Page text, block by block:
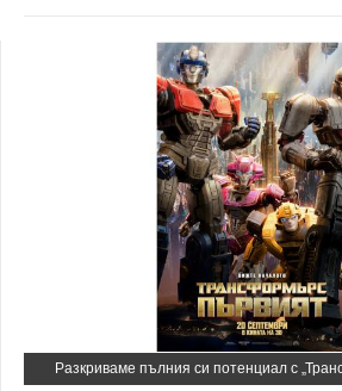
Разкриваме пълния си потенциал с